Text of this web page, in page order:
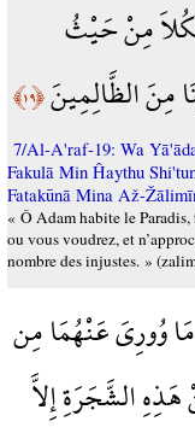
مِنْ حَيْثُ
مِنَ الظَّالِمِينَ﴿١٩﴾
7/Al-A'raf-19: Wa
Fakulā Min Ĥaythu
Fatakūnā Mina Až-
« Ô Adam habite le
ou vous voudrez, et
nombre des injustes. »
وُورِيَ عَنْهُمَا مِن
الشَّجَرَةِ إِلاَّ